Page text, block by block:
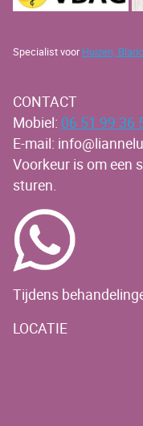
Specialist voor Huizen,
CONTACT
Mobiel: 06 51 99 36
E-mail:
Voorkeur is om een
sturen.
Tijdens
LOCATIE